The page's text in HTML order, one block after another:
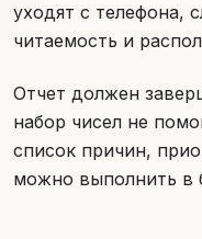
уходят с телефона,
читаемость и
Отчет должен
набор чисел не
список причин,
можно выполнить в